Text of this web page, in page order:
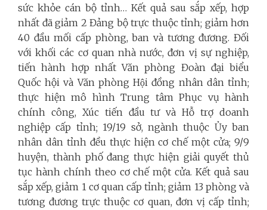
sức khỏe cán bộ tỉnh… Kết quả sau sắp xếp, hợp
nhất đã giảm 2 Đảng bộ trực thuộc tỉnh; giảm hơn
40 đầu mối cấp phòng, ban và tương đương. Đối
với khối các cơ quan nhà nước, đơn vị sự nghiệp,
tiến hành hợp nhất Văn phòng Đoàn đại biểu
Quốc hội và Văn phòng Hội đồng nhân dân tỉnh;
thực hiện mô hình Trung tâm Phục vụ hành
chính công, Xúc tiến đầu tư và Hỗ trợ doanh
nghiệp cấp tỉnh; 19/19 sở, ngành thuộc Ủy ban
nhân dân tỉnh đều thực hiện cơ chế một cửa; 9/9
huyện, thành phố đang thực hiện giải quyết thủ
tục hành chính theo cơ chế một cửa. Kết quả sau
sắp xếp, giảm 1 cơ quan cấp tỉnh; giảm 13 phòng và
tương đương trực thuộc cơ quan, đơn vị cấp tỉnh;